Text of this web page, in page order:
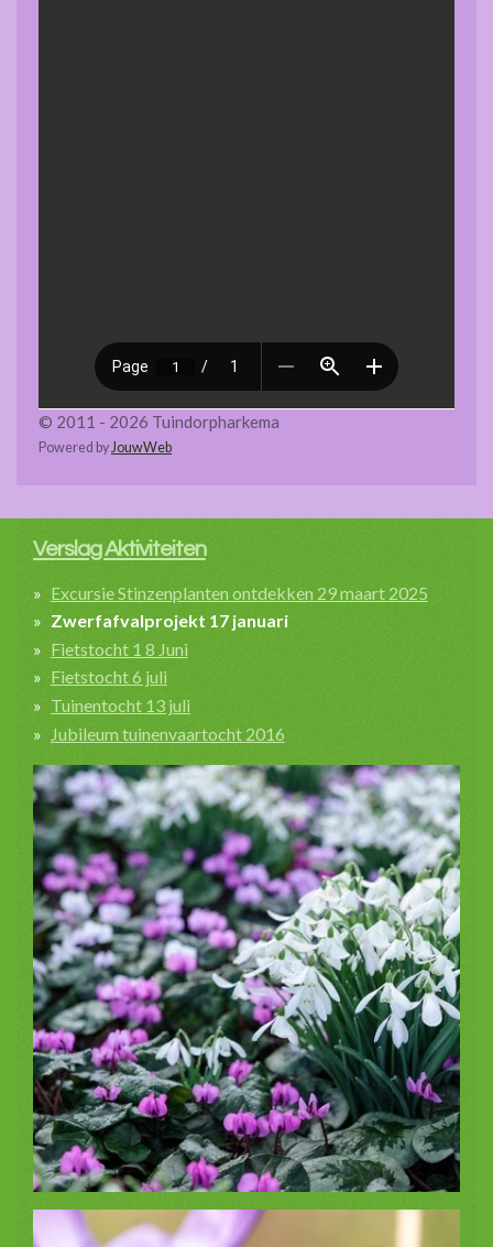
© 2011 - 2026 Tuindorpharkema
Powered by JouwWeb
Verslag Aktiviteiten
Excursie Stinzenplanten ontdekken 29 maart 2025
Zwerfafvalprojekt 17 januari
Fietstocht 1 8 Juni
Fietstocht 6 juli
Tuinentocht 13 juli
Jubileum tuinenvaartocht 2016